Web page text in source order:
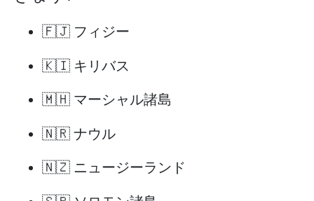
🇫🇯 フィジー
🇰🇮 キリバス
🇲🇭 マーシャル諸島
🇳🇷 ナウル
🇳🇿 ニュージーランド